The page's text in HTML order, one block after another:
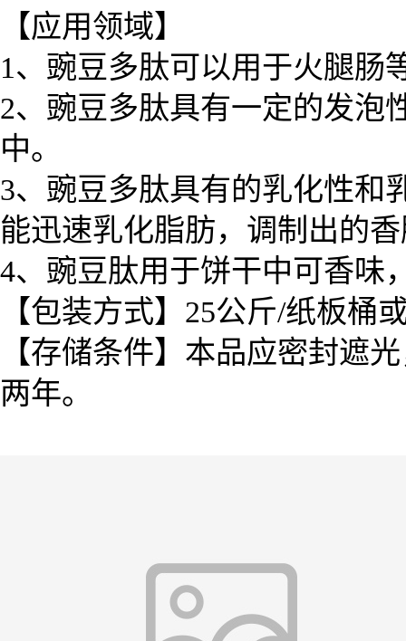
【应用领域】
1、豌豆多肽可以用于火腿肠
2、豌豆多肽具有一定的发泡
中。
3、豌豆多肽具有的乳化性和
能迅速乳化脂肪，调制出的
4、豌豆肽用于饼干中可香味
【包装方式】25公斤/纸板桶
【存储条件】本品应密封遮
两年。